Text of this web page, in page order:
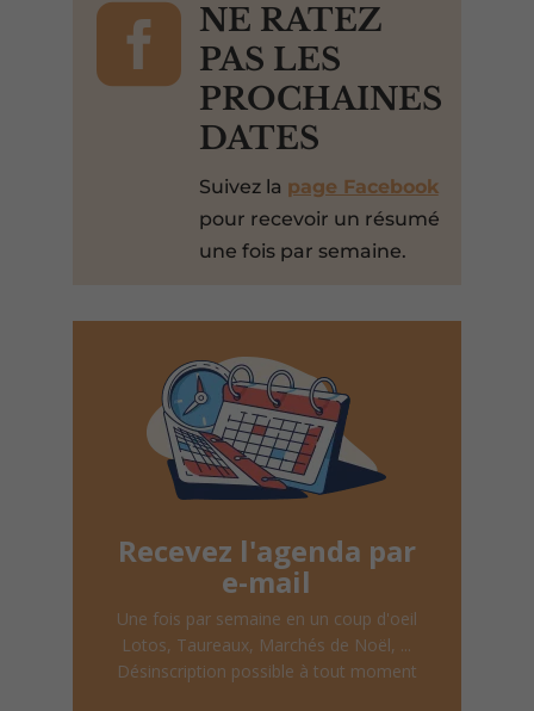

NE RATEZ
PAS LES
PROCHAINES
DATES
Suivez la page Facebook
pour recevoir un résumé
une fois par semaine.
Recevez l'agenda par
e-mail
Une fois par semaine en un coup d'oeil
Lotos, Taureaux, Marchés de Noël, ...
Désinscription possible à tout moment